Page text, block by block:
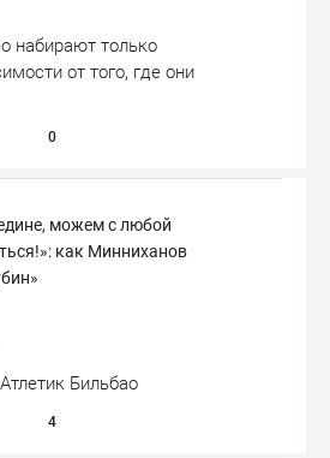
набирают только
от того, где они
0
можем с любой
как Минниханов
Бильбао
4